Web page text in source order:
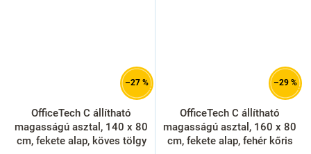
–27 %
OfficeTech C állítható
magasságú asztal, 140 x 80
cm, fekete alap, köves tölgy
–29 %
OfficeTech C állítható
magasságú asztal, 160 x 80
cm, fekete alap, fehér kőris